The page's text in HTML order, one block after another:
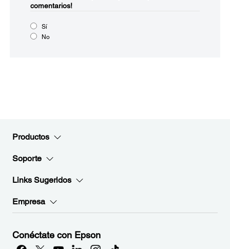
comentarios!
Sí
No
Productos
Soporte
Links Sugeridos
Empresa
Conéctate con Epson